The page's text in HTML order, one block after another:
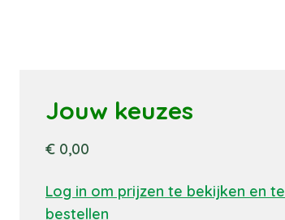
Jouw keuzes
€ 0,00
Log in om prijzen te bekijken en te
bestellen